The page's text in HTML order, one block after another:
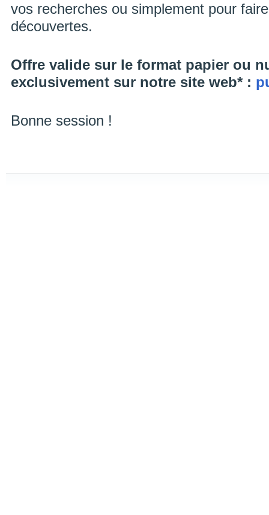
vos recherches ou simplement pour
découvertes.
Offre valide sur le format papier ou
exclusivement sur notre site web* :
Bonne session !